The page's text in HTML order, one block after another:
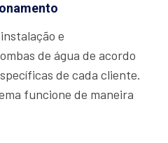
e
de água de acordo
de cada cliente.
funcione de maneira